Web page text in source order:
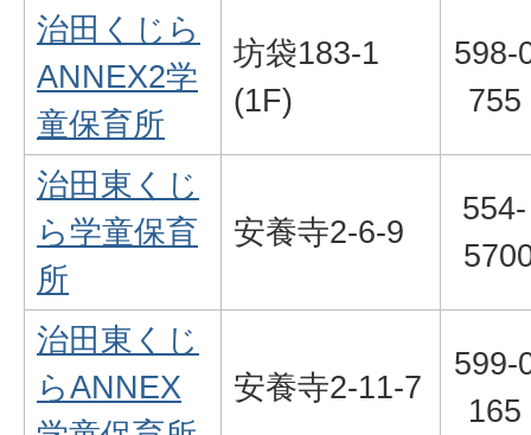
治田くじら
ANNEX2学
童保育所
坊袋183-1
(1F)
598-
755
治田東くじ
ら学童保育
所
安養寺2-6-9
554-
治田東くじ
らANNEX
安養寺2-11-7
599-
165